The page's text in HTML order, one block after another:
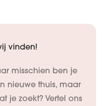
vinden!
misschien ben je
nieuwe thuis, maar
je zoekt? Vertel ons